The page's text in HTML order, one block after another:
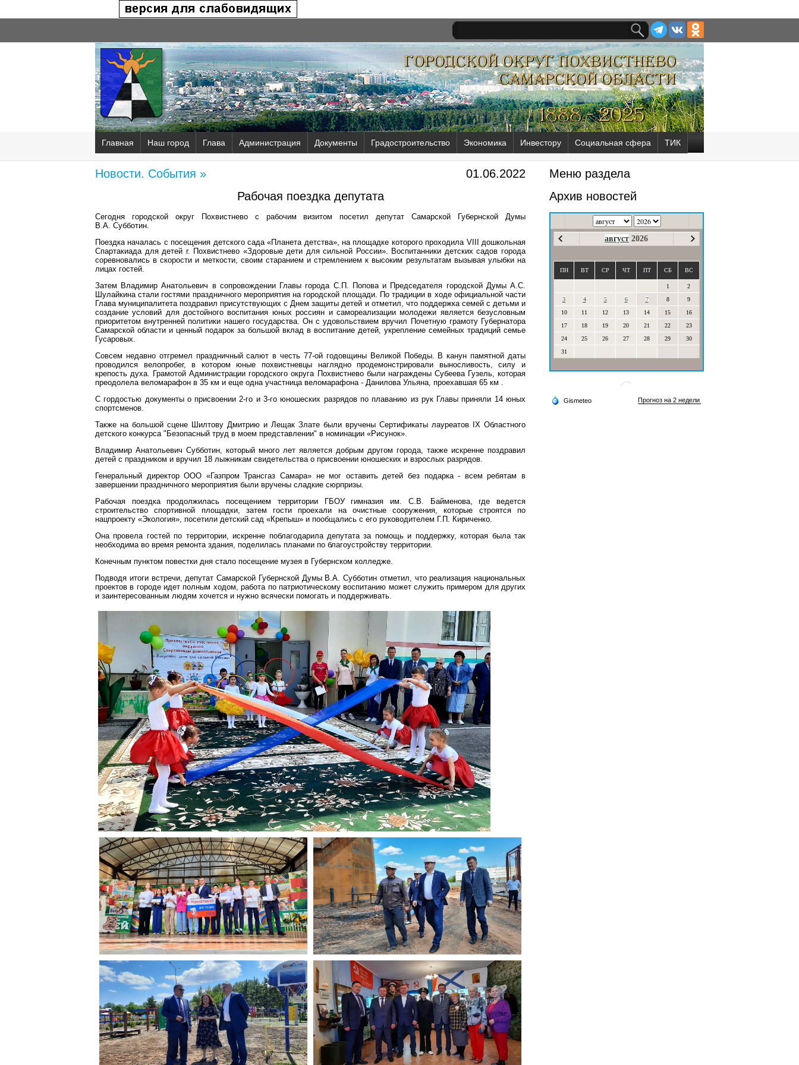
Главная Наш город Глава Администрация Документы Градостроительство Экономика Инвестору Социальная сфера ТИК
01.06.2022
Новости. События »
Рабочая поездка депутата
Сегодня городской округ Похвистнево с рабочим визитом посетил депутат Самарской Губернской Думы
В.А. Субботин.
Поездка началась с посещения детского сада «Планета детства», на площадке которого проходила VIII дошкольная
Спартакиада для детей г. Похвистнево «Здоровые дети для сильной России». Воспитанники детских садов города
соревновались в скорости и меткости, своим старанием и стремлением к высоким результатам вызывая улыбки на
лицах гостей.
Затем Владимир Анатольевич в сопровождении Главы города С.П. Попова и Председателя городской Думы А.С.
Шулайкина стали гостями праздничного мероприятия на городской площади. По традиции в ходе официальной части
Глава муниципалитета поздравил присутствующих с Днем защиты детей и отметил, что поддержка семей с детьми и
создание условий для достойного воспитания юных россиян и самореализации молодежи является безусловным
приоритетом внутренней политики нашего государства. Он с удовольствием вручил Почетную грамоту Губернатора
Самарской области и ценный подарок за большой вклад в воспитание детей, укрепление семейных традиций семье
Гусаровых.
Совсем недавно отгремел праздничный салют в честь 77-ой годовщины Великой Победы. В канун памятной даты
проводился велопробег, в котором юные похвистневцы наглядно продемонстрировали выносливость, силу и
крепость духа. Грамотой Администрации городского округа Похвистнево были награждены Субеева Гузель, которая
преодолела веломарафон в 35 км и еще одна участница веломарафона - Данилова Ульяна, проехавшая 65 км .
С гордостью документы о присвоении 2-го и 3-го юношеских разрядов по плаванию из рук Главы приняли 14 юных
спортсменов.
Также на большой сцене Шилтову Дмитрию и Лещак Злате были вручены Сертификаты лауреатов IX Областного
детского конкурса "Безопасный труд в моем представлении" в номинации «Рисунок».
Владимир Анатольевич Субботин, который много лет является добрым другом города, также искренне поздравил
детей с праздником и вручил 18 лыжникам свидетельства о присвоении юношеских и взрослых разрядов.
Генеральный директор ООО «Газпром Трансгаз Самара» не мог оставить детей без подарка - всем ребятам в
завершении праздничного мероприятия были вручены сладкие сюрпризы.
Рабочая поездка продолжилась посещением территории ГБОУ гимназия им. С.В. Байменова, где ведется
строительство спортивной площадки, затем гости проехали на очистные сооружения, которые строятся по
нацпроекту «Экология», посетили детский сад «Крепыш» и пообщались с его руководителем Г.П. Кириченко.
Она провела гостей по территории, искренне поблагодарила депутата за помощь и поддержку, которая была так
необходима во время ремонта здания, поделилась планами по благоустройству территории.
Конечным пунктом повестки дня стало посещение музея в Губернском колледже.
Подводя итоги встречи, депутат Самарской Губернской Думы В.А. Субботин отметил, что реализация национальных
проектов в городе идет полным ходом, работа по патриотическому воспитанию может служить примером для других
и заинтересованным людям хочется и нужно всячески помогать и поддерживать.
Меню раздела
Архив новостей
август 2026
ПН ВТ СР ЧТ ПТ СБ ВС
1
2
3
4 5 6 7 8
9
10
11 12 13 14 15
16
17
18 19 20 21 22
23
24
25 26 27 28 29
30
31